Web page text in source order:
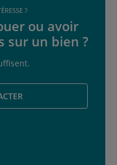
?
ou avoir
sur un bien ?